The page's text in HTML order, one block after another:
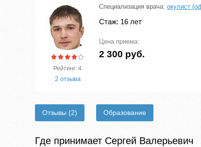
Рейтинг: 4
2 отзыва
Специализация врача: окулист
Стаж: 16 лет
Цена приема:
2 300 руб.
Отзывы (2) Образование
Где принимает Сергей Валерьевич